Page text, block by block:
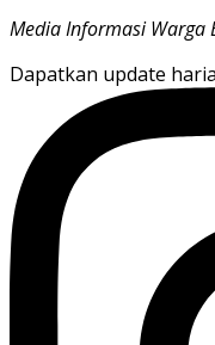
Media Informasi Warga
Dapatkan update